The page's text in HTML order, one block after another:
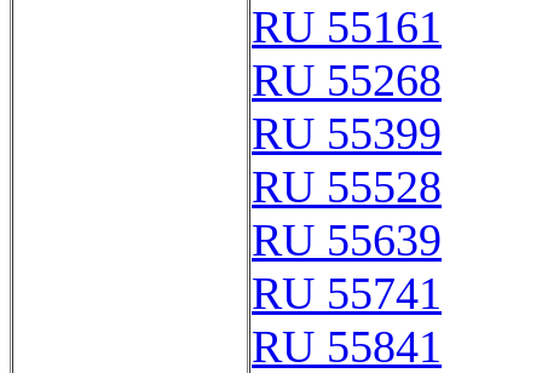
RU 55161
RU 55268
RU 55399
RU 55528
RU 55639
RU 55741
RU 55841